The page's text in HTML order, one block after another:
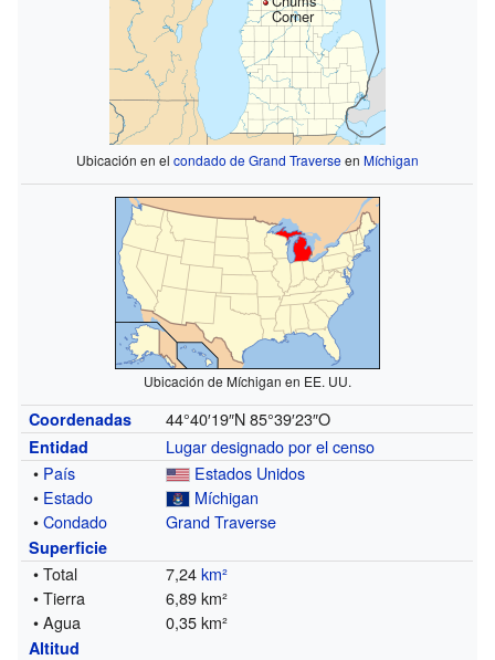
Corner
Ubicación en el condado de Grand Traverseen Míchigan
Ubicación de Míchigan en EE. UU.
Coordenadas 44°40′19″N 85°39′23″O
Entidad
Lugar designado por el censo
• País
Estados Unidos
• Estado
Míchigan
•Condado Grand Traverse
Superficie
• Total 7,24km²
• Tierra
6,89 km²
• Agua
0,35 km²
Altitud